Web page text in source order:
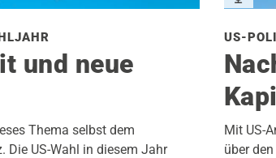
und neue
Thema selbst dem
Die US-Wahl in diesem Jahr
US-
Mit US-
über